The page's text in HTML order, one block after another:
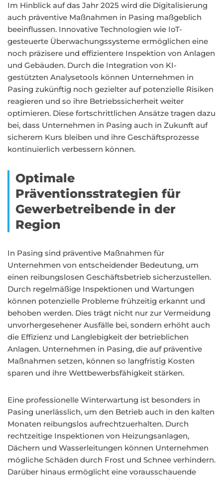
Im Hinblick auf das Jahr 2025 wird die Digitalisierung
auch präventive Maßnahmen in Pasing maßgeblich
beeinflussen. Innovative Technologien wie IoT-
gesteuerte Überwachungssysteme ermöglichen eine
noch präzisere und effizientere Inspektion von Anlagen
und Gebäuden. Durch die Integration von KI-
gestützten Analysetools können Unternehmen in
Pasing zukünftig noch gezielter auf potenzielle Risiken
reagieren und so ihre Betriebssicherheit weiter
optimieren. Diese fortschrittlichen Ansätze tragen dazu
bei, dass Unternehmen in Pasing auch in Zukunft auf
sicherem Kurs bleiben und ihre Geschäftsprozesse
kontinuierlich verbessern können.
Optimale
Präventionsstrategien für
Gewerbetreibende in der
Region
In Pasing sind präventive Maßnahmen für
Unternehmen von entscheidender Bedeutung, um
einen reibungslosen Geschäftsbetrieb sicherzustellen.
Durch regelmäßige Inspektionen und Wartungen
können potenzielle Probleme frühzeitig erkannt und
behoben werden. Dies trägt nicht nur zur Vermeidung
unvorhergesehener Ausfälle bei, sondern erhöht auch
die Effizienz und Langlebigkeit der betrieblichen
Anlagen. Unternehmen in Pasing, die auf präventive
Maßnahmen setzen, können so langfristig Kosten
sparen und ihre Wettbewerbsfähigkeit stärken.
Eine professionelle Winterwartung ist besonders in
Pasing unerlässlich, um den Betrieb auch in den kalten
Monaten reibungslos aufrechtzuerhalten. Durch
rechtzeitige Inspektionen von Heizungsanlagen,
Dächern und Wasserleitungen können Unternehmen
mögliche Schäden durch Frost und Schnee verhindern.
Darüber hinaus ermöglicht eine vorausschauende